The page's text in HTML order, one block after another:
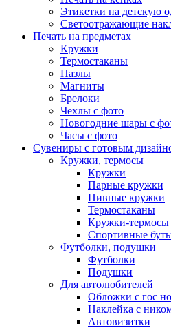
Этикетки на детскую
Светоотражающие
Печать на предметах
Кружки
Термостаканы
Пазлы
Магниты
Брелоки
Чехлы с фото
Новогодние шары с
Часы с фото
Сувениры с готовым
Кружки, термосы
Кружки
Парные кружки
Пивные кружки
Термостаканы
Кружки-термосы
Спортивные
Футболки, подушки
Футболки
Подушки
Для автолюбителей
Обложки с гос
Наклейка с
Автовизитки